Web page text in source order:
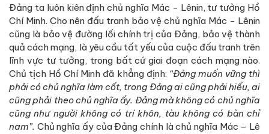
Đảng ta luôn kiên định chủ nghĩa Mác - Lênin, tư tưởng Hồ
Chí Minh. Cho nên đấu tranh bảo vệ chủ nghĩa Mác - Lênin
cũng là bảo vệ đường lối chính trị của Đảng, bảo vệ thành
quả cách mạng, là yêu cầu tất yếu của cuộc đấu tranh trên
lĩnh vực tư tưởng, trong bất cứ giai đoạn cách mạng nào.
Chủ tịch Hồ Chí Minh đã khẳng định: “Đảng muốn vững thì
phải có chủ nghĩa làm cốt, trong Đảng ai cũng phải hiểu, ai
cũng phải theo chủ nghĩa ấy. Đảng mà không có chủ nghĩa
cũng như người không có trí khôn, tàu không có bàn chỉ
nam”. Chủ nghĩa ấy của Đảng chính là chủ nghĩa Mác – Lê